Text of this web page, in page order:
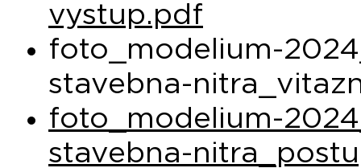
vystup.pdf
foto_modelium-
stavebna-
foto_modelium-
stavebna-